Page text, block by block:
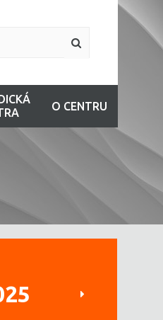
O CENTRU